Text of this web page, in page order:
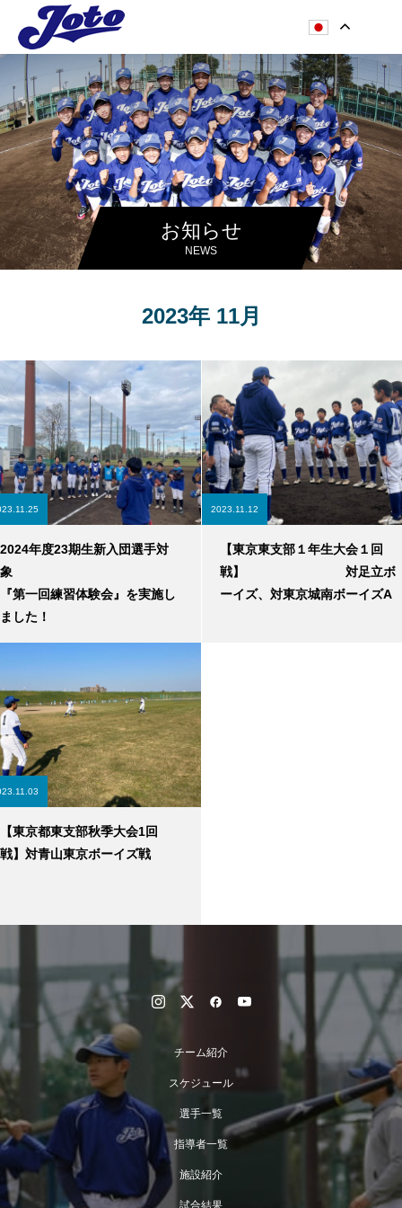
お知らせ
NEWS
2023年 11月
2024年度23期生新入団選手対
象
『第一回練習体験会』を実施し
ました！
2023.11.12
【東京東支部１年生大会１回
戦】 対足立ボ
ーイズ、対東京城南ボーイズA
【東京都東支部秋季大会1回
戦】対青山東京ボーイズ戦
チーム紹介
スケジュール
選手一覧
指導者一覧
施設紹介
試合結果